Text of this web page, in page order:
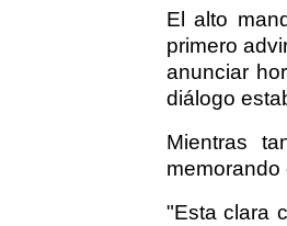
El alto
primero
anunciar
diálogo
Mientras
memorando
"Esta clara